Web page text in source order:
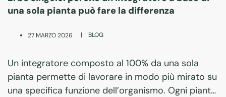
una sola pianta può fare la differenza
27 MARZO 2026 | BLOG
Un integratore composto al 100% da una sola
pianta permette di lavorare in modo più mirato su
una specifica funzione dell’organismo. Ogni pianta